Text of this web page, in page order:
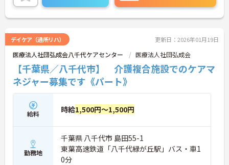
デイケア（通所リハ） 更新日：2026年01月19日
医療法人社団弘成会八千代ケアセンター 医療法人社団弘成会
【千葉県／八千代市】 介護複合施設でのケアマ
ネジャー募集です《パート》
給料 時給1,500円～1,500円
勤務地
千葉県 八千代市 島田55-1
東葉高速鉄道「八千代緑が丘駅」バス・車1
0分